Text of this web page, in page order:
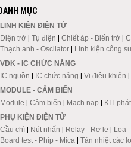
MỤC
LINH KIỆN ĐIỆN TỬ
Điện trở | Tụ điện | Chiết áp - Biến trở |
Thạch anh - Oscilator | Linh kiện công
VĐK - IC CHỨC NĂNG
IC nguồn | IC chức năng | Vi điều khiển |
MODULE - CẢM BIẾN
Module | Cảm biến | Mạch nạp | KIT
PHỤ KIỆN ĐIỆN TỬ
Cầu chì | Nút nhấn | Relay - Rơ le | Loa
Board test - Phíp - Mica | Tản nhiệt các